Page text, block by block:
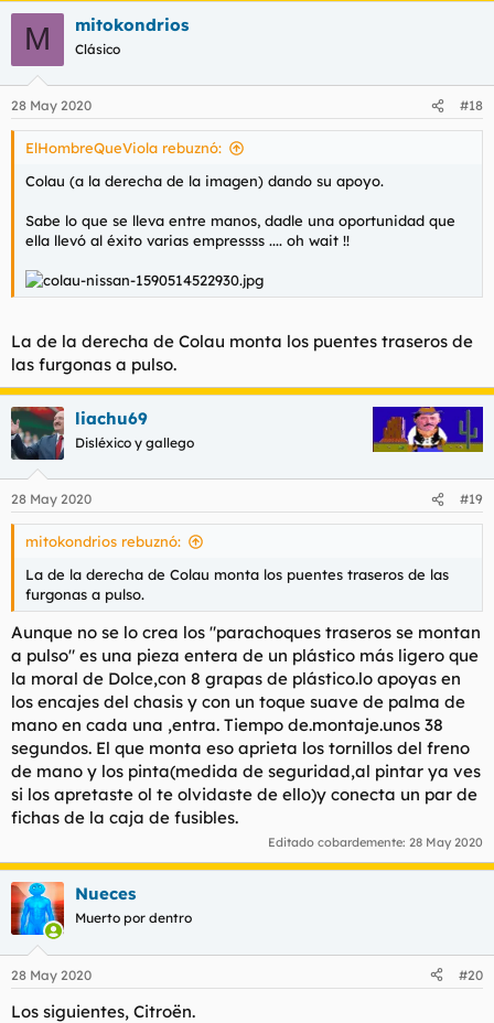
M mitokondrios
Clásico
28 May 2020 #18
ElHombreQueViola rebuznó:
Colau (a la derecha de la imagen) dando su apoyo.
Sabe lo que se lleva entre manos, dadle una oportunidad que
ella llevó al éxito varias empressss .... oh wait !!
La de la derecha de Colau monta los puentes traseros de
las furgonas a pulso.
liachu69
Disléxico y gallego
28 May 2020 #19
mitokondrios rebuznó:
La de la derecha de Colau monta los puentes traseros de las
furgonas a pulso.
Aunque no se lo crea los "parachoques traseros se montan
a pulso" es una pieza entera de un plástico más ligero que
la moral de Dolce,con 8 grapas de plástico.lo apoyas en
los encajes del chasis y con un toque suave de palma de
mano en cada una ,entra. Tiempo de.montaje.unos 38
segundos. El que monta eso aprieta los tornillos del freno
de mano y los pinta(medida de seguridad,al pintar ya ves
si los apretaste ol te olvidaste de ello)y conecta un par de
fichas de la caja de fusibles.
Editado cobardemente: 28 May 2020
Nueces
Muerto por dentro
28 May 2020 #20
Los siguientes, Citroën.